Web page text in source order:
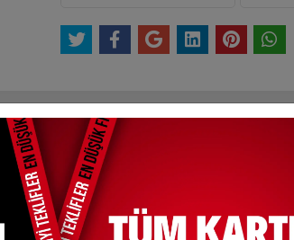
Karşılaştır
Yorumlar